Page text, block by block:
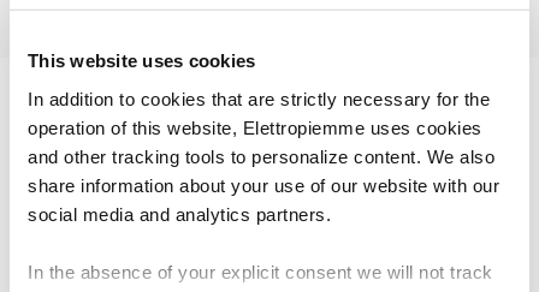
This website uses cookies
In addition to cookies that are strictly necessary for the
operation of this website, Elettropiemme uses cookies
and other tracking tools to personalize content. We also
share information about your use of our website with our
social media and analytics partners.
In the absence of your explicit consent we will not track